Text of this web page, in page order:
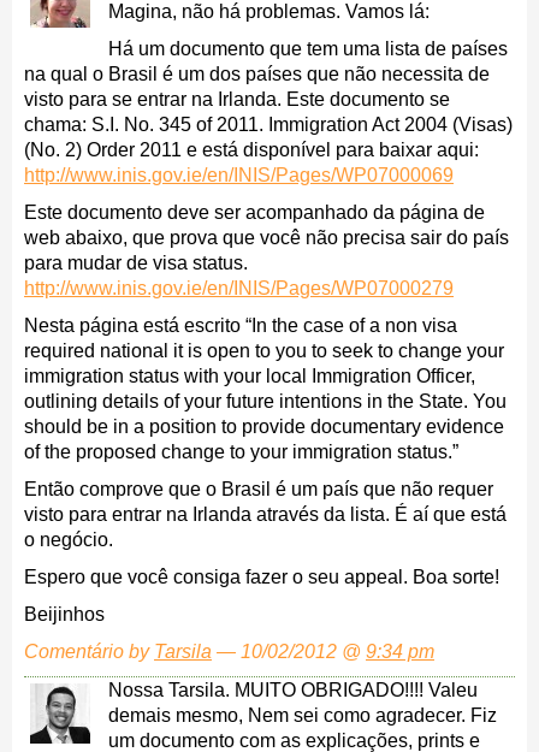
Magina, não há problemas. Vamos lá:
Há um documento que tem uma lista de países
na qual o Brasil é um dos países que não necessita de
visto para se entrar na Irlanda. Este documento se
chama: S.I. No. 345 of 2011. Immigration Act 2004 (Visas)
(No. 2) Order 2011 e está disponível para baixar aqui:
http://www.inis.gov.ie/en/INIS/Pages/WP07000069
Este documento deve ser acompanhado da página de
web abaixo, que prova que você não precisa sair do país
para mudar de visa status.
http://www.inis.gov.ie/en/INIS/Pages/WP07000279
Nesta página está escrito “In the case of a non visa
required national it is open to you to seek to change your
immigration status with your local Immigration Officer,
outlining details of your future intentions in the State. You
should be in a position to provide documentary evidence
of the proposed change to your immigration status.”
Então comprove que o Brasil é um país que não requer
visto para entrar na Irlanda através da lista. É aí que está
o negócio.
Espero que você consiga fazer o seu appeal. Boa sorte!
Beijinhos
Comentário by Tarsila — 10/02/2012 @ 9:34 pm
Nossa Tarsila. MUITO OBRIGADO!!!! Valeu
demais mesmo, Nem sei como agradecer. Fiz
um documento com as explicações, prints e